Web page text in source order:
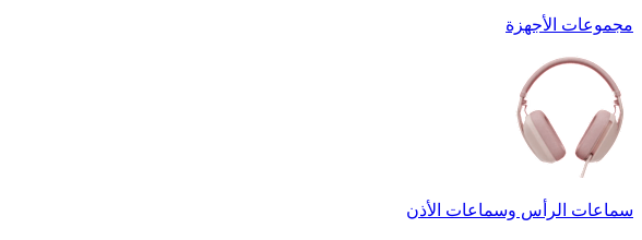
مجموعات الأجهزة
سماعات الرأس وسماعات الأذن